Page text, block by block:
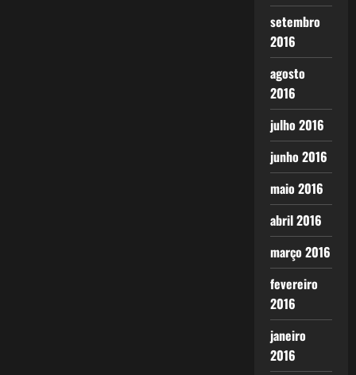
setembro
2016
agosto
2016
julho 2016
junho 2016
maio 2016
abril 2016
março 2016
fevereiro
2016
janeiro
2016